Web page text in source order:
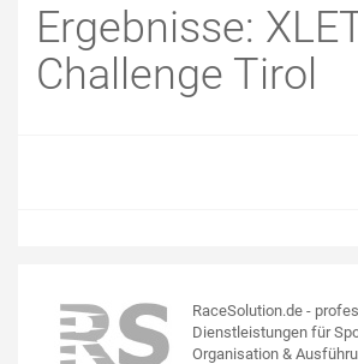
Ergebnisse:
Challenge Tirol
RaceSolution.de -
Dienstleistungen für
Organisation &